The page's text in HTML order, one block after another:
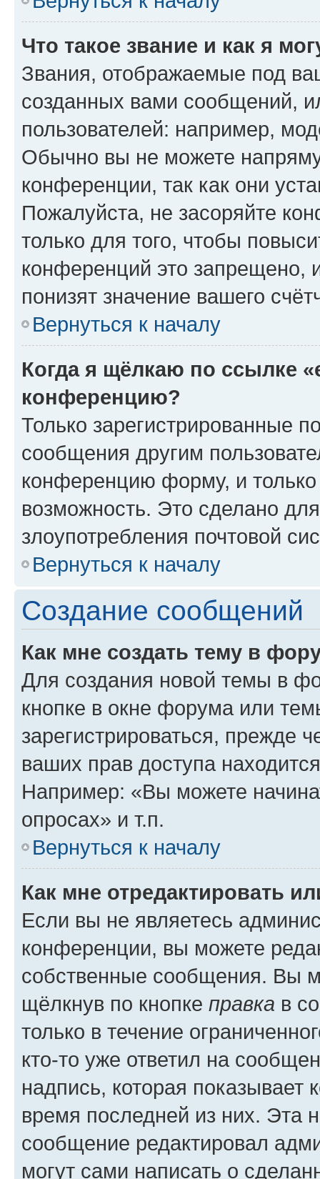
Что такое звание и как я
Звания, отображаемые под
созданных вами сообщений,
пользователей: например,
Обычно вы не можете
конференции, так как они
Пожалуйста, не засоряйте
только для того, чтобы
конференций это запрещено,
понизят значение вашего
Вернуться к началу
Когда я щёлкаю по ссылке
конференцию?
Только зарегистрированные
сообщения другим
конференцию форму, и
возможность. Это сделано
злоупотребления почтовой
Вернуться к началу
Создание сообщений
Как мне создать тему в
Для создания новой темы в
кнопке в окне форума или
зарегистрироваться, прежде
ваших прав доступа
Например: «Вы можете
опросах» и т.п.
Вернуться к началу
Как мне отредактировать
Если вы не являетесь
конференции, вы можете
собственные сообщения. Вы
щёлкнув по кнопке правка в
только в течение
кто-то уже ответил на
надпись, которая показывает
время последней из них. Эта
сообщение редактировал
могут сами написать о